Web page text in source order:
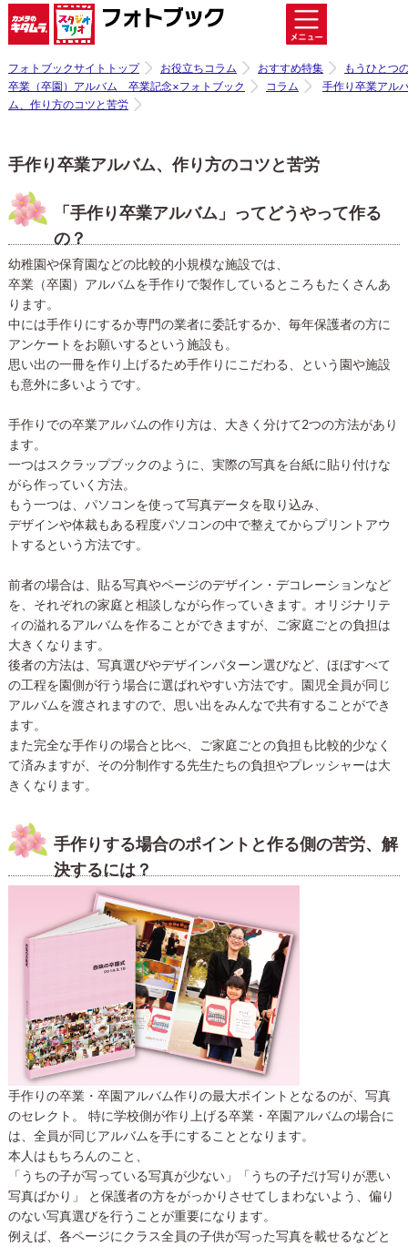
フォトブックサイトトップ お役立ちコラム おすすめ特集
もうひとつ
卒業（卒園）アルバム 卒業記念×フォトブック
コラム
手作り卒業アル
ム、作り方のコツと苦労
手作り卒業アルバム、作り方のコツと苦労
「手作り卒業アルバム」ってどうやって作る
の？
幼稚園や保育園などの比較的小規模な施設では、
卒業（卒園）アルバムを手作りで製作しているところもたくさんあ
ります。
中には手作りにするか専門の業者に委託するか、毎年保護者の方に
アンケートをお願いするという施設も。
思い出の一冊を作り上げるため手作りにこだわる、という園や施設
も意外に多いようです。
手作りでの卒業アルバムの作り方は、大きく分けて2つの方法があり
ます。
一つはスクラップブックのように、実際の写真を台紙に貼り付けな
がら作っていく方法。
もう一つは、パソコンを使って写真データを取り込み、
デザインや体裁もある程度パソコンの中で整えてからプリントアウ
トするという方法です。
前者の場合は、貼る写真やページのデザイン・デコレーションなど
を、それぞれの家庭と相談しながら作っていきます。オリジナリテ
ィの溢れるアルバムを作ることができますが、ご家庭ごとの負担は
大きくなります。
後者の方法は、写真選びやデザインパターン選びなど、ほぼすべて
の工程を園側が行う場合に選ばれやすい方法です。園児全員が同じ
アルバムを渡されますので、思い出をみんなで共有することができ
ます。
また完全な手作りの場合と比べ、ご家庭ごとの負担も比較的少なく
て済みますが、その分制作する先生たちの負担やプレッシャーは大
きくなります。
手作りする場合のポイントと作る側の苦労、解
決するには？
手作りの卒業・卒園アルバム作りの最大ポイントとなるのが、写真
のセレクト。 特に学校側が作り上げる卒業・卒園アルバムの場合に
は、全員が同じアルバムを手にすることとなります。
本人はもちろんのこと、
「うちの子が写っている写真が少ない」「うちの子だけ写りが悪い
写真ばかり」 と保護者の方をがっかりさせてしまわないよう、偏り
のない写真選びを行うことが重要になります。
例えば、各ページにクラス全員の子供が写った写真を載せるなどと